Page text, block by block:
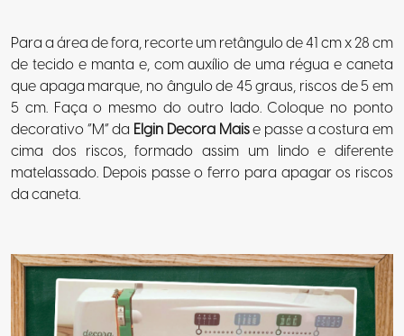
Para a área de fora, recorte um retângulo de 41 cm x 28 cm
de tecido e manta e, com auxílio de uma régua e caneta
que apaga marque, no ângulo de 45 graus, riscos de 5 em
5 cm. Faça o mesmo do outro lado. Coloque no ponto
decorativo “M” da Elgin Decora Maise passe a costura em
cima dos riscos, formado assim um lindo e diferente
matelassado. Depois passe o ferro para apagar os riscos
da caneta.